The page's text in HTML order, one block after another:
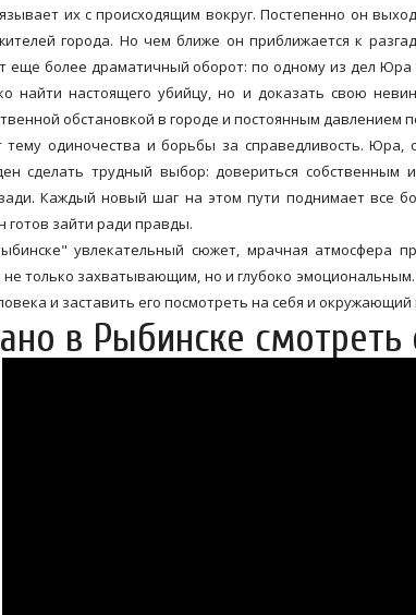
их с происходящим вокруг. Постепенно он
города. Но чем ближе он приближается к
еще более драматичный оборот: по одному из дел
найти настоящего убийцу, но и доказать свою
обстановкой в городе и постоянным давлением
тему одиночества и борьбы за справедливость.
сделать трудный выбор: довериться собственным
Каждый новый шаг на этом пути поднимает все
готов зайти ради правды.
увлекательный сюжет, мрачная атмосфера
не только захватывающим, но и глубоко
и заставить его посмотреть на себя и
в Рыбинске смотреть